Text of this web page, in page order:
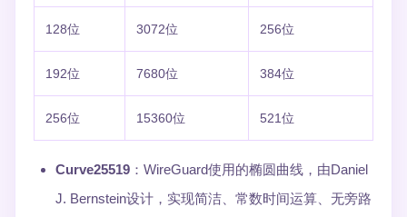
128位 3072位 256位
192位 7680位 384位
256位 15360位 521位
Curve25519 ：WireGuard使用的椭圆曲线，由Daniel
J. Bernstein设计，实现简洁、常数时间运算、无旁路